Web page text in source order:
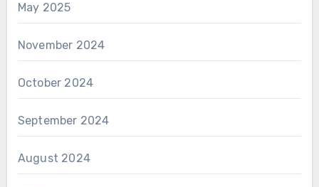
May 2025
November 2024
October 2024
September 2024
August 2024